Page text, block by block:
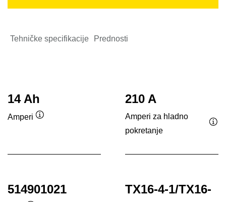
Tehničke specifikacije Prednosti
14 Ah
Amperi
210 A
Amperi za hladno
pokretanje
514901021
TX16-4-1/TX16-